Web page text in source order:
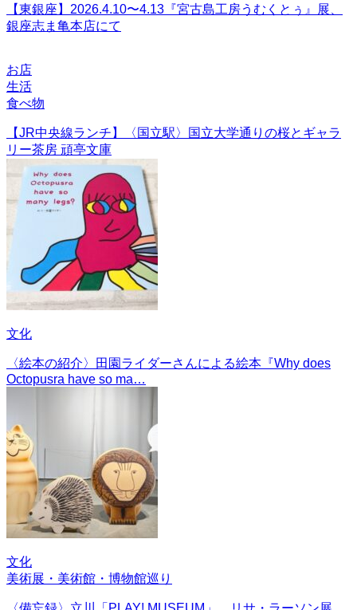
【東銀座】2026.4.10〜4.13『宮古島工房うむくとぅ』展、
銀座志ま亀本店にて
お店
生活
食べ物
【JR中央線ランチ】〈国立駅〉国立大学通りの桜とギャラ
リー茶房 頑亭文庫
文化
〈絵本の紹介〉田園ライダーさんによる絵本『Why does
Octopusra have so ma…
文化
美術展・美術館・博物館巡り